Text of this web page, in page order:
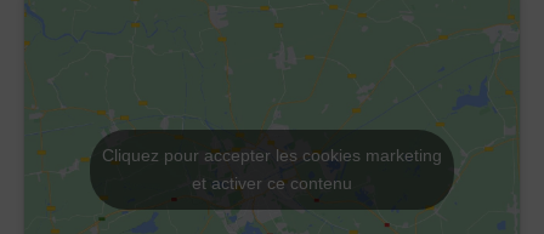
Cliquez pour accepter les cookies marketing
et activer ce contenu